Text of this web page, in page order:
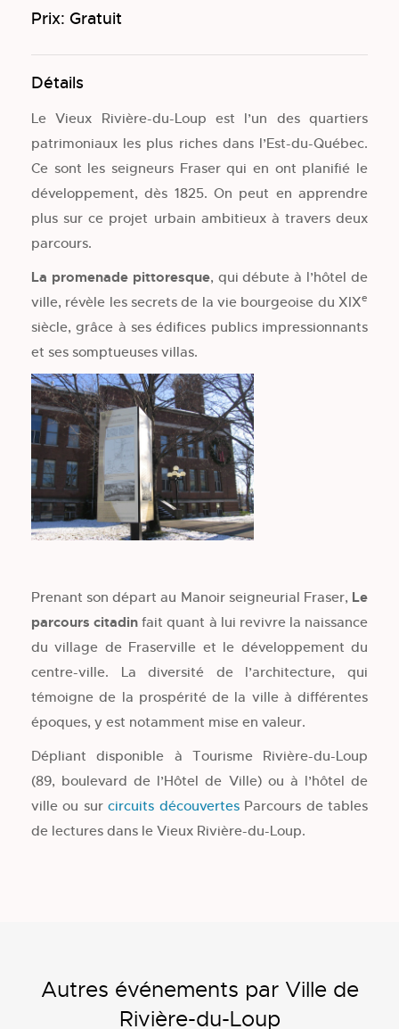
Prix: Gratuit
Détails
Le Vieux Rivière-du-Loup est l’un des quartiers
patrimoniaux les plus riches dans l’Est-du-Québec.
Ce sont les seigneurs Fraser qui en ont planifié le
développement, dès 1825. On peut en apprendre
plus sur ce projet urbain ambitieux à travers deux
parcours.
La promenade pittoresque, qui débute à l’hôtel de
ville, révèle les secrets de la vie bourgeoise du XIXe
siècle, grâce à ses édifices publics impressionnants
et ses somptueuses villas.
Prenant son départ au Manoir seigneurial Fraser, Le
parcours citadin fait quant à lui revivre la naissance
du village de Fraserville et le développement du
centre-ville. La diversité de l’architecture, qui
témoigne de la prospérité de la ville à différentes
époques, y est notamment mise en valeur.
Dépliant disponible à Tourisme Rivière-du-Loup
(89, boulevard de l’Hôtel de Ville) ou à l’hôtel de
ville ou surcircuits découvertesParcours de tables
de lectures dans le Vieux Rivière-du-Loup.
Autres événements par Ville de
Rivière-du-Loup